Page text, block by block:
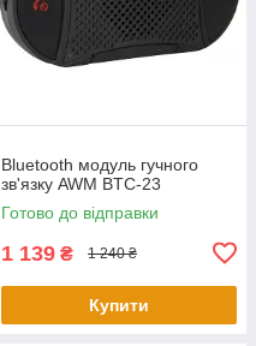
Bluetooth модуль гучного
зв'язку AWM BTC-23
Готово до відправки
1 139 ₴ 1 240 ₴
Купити